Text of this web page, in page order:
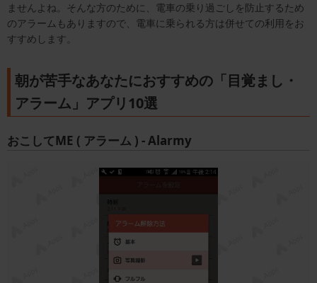
ませんよね。そんな方のために、電車の乗り過ごしを防止するため
のアラームもありますので、電車に乗られる方は併せての利用をお
すすめします。
朝が苦手なあなたにおすすめの「目覚まし・
アラーム」アプリ10選
おこしてME ( アラーム ) - Alarmy